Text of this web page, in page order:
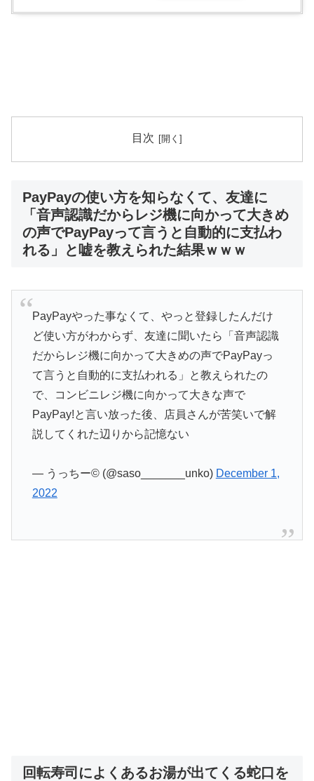
目次
PayPayの使い方を知らなくて、友達に
「音声認識だからレジ機に向かって大きめ
の声でPayPayって言うと自動的に支払わ
れる」と嘘を教えられた結果ｗｗｗ
PayPayやった事なくて、やっと登録したんだけ
ど使い方がわからず、友達に聞いたら「音声認識
だからレジ機に向かって大きめの声でPayPayっ
て言うと自動的に支払われる」と教えられたの
で、コンビニレジ機に向かって大きな声で
PayPay!と言い放った後、店員さんが苦笑いで解
説してくれた辺りから記憶ない
— うっちー©︎ (@saso_______unko) December 1,
2022
回転寿司によくあるお湯が出てくる蛇口を